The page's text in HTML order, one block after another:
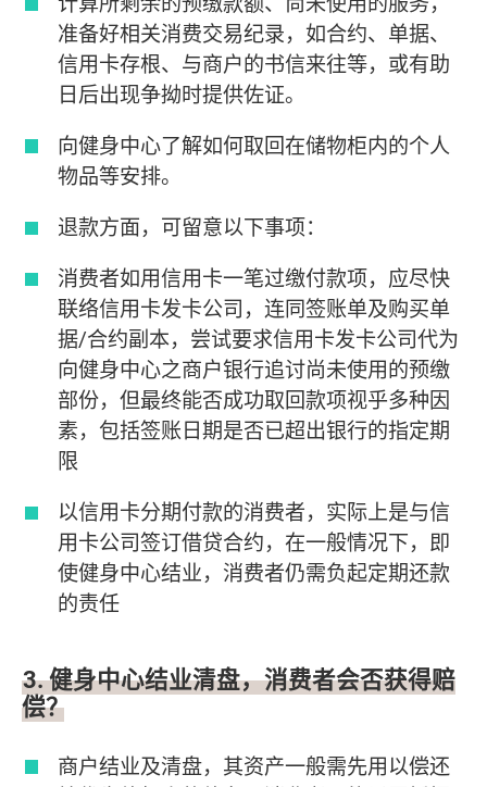
准备好相关消费交易纪录，如合约、单据、
信用卡存根、与商户的书信来往等，或有助
日后出现争拗时提供佐证。
向健身中心了解如何取回在储物柜内的个人
物品等安排。
退款方面，可留意以下事项：
消费者如用信用卡一笔过缴付款项，应尽快
联络信用卡发卡公司，连同签账单及购买单
据/合约副本，尝试要求信用卡发卡公司代为
向健身中心之商户银行追讨尚未使用的预缴
部份，但最终能否成功取回款项视乎多种因
素，包括签账日期是否已超出银行的指定期
限
以信用卡分期付款的消费者，实际上是与信
用卡公司签订借贷合约，在一般情况下，即
使健身中心结业，消费者仍需负起定期还款
的责任
3. 健身中心结业清盘，消费者会否获得赔
偿？
商户结业及清盘，其资产一般需先用以偿还